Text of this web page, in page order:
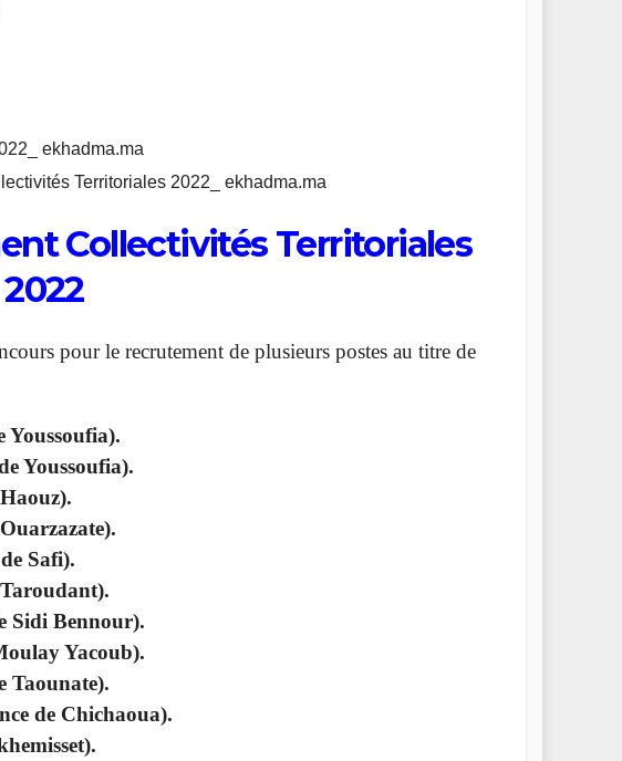
Territoriales 2022_ ekhadma.ma
Collectivités Territoriales
2022
pour le recrutement de plusieurs postes au titre de
Youssoufia).
Safi).
Sidi Bennour).
Yacoub).
Taounate).
de Chichaoua).